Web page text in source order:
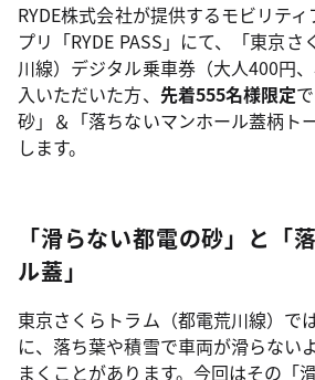
RYDE株式会社が提供するモビリテ
プリ「RYDE PASS」にて、「東京
川線）デジタル乗車券（大人400円
入いただいた方、 先着555名様限定
砂」＆「落ちないマンホール蓋柄ト
します。
「滑らない都電の砂」と「
ル蓋」
東京さくらトラム（都電荒川線）で
に、落ち葉や積雪で車両が滑らない
まくことがあります。今回はその「